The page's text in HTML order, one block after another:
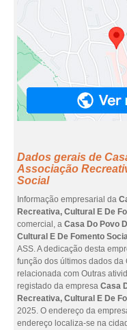
Dados gerais de
Associação
Social
Informação empresarial da
Recreativa, Cultural E De
comercial, a Casa Do Povo
Cultural E De Fomento
ASS. A dedicação desta
função dos últimos dados
relacionada com Outras
registado da empresa Casa
Recreativa, Cultural E De
2025. O endereço da
endereço localiza-se na